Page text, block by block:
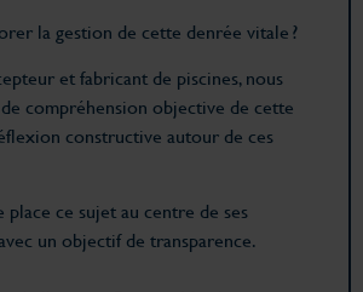
la gestion de cette denrée vitale ?
et fabricant de piscines, nous
compréhension objective de cette
constructive autour de ces
place ce sujet au centre de ses
un objectif de transparence.